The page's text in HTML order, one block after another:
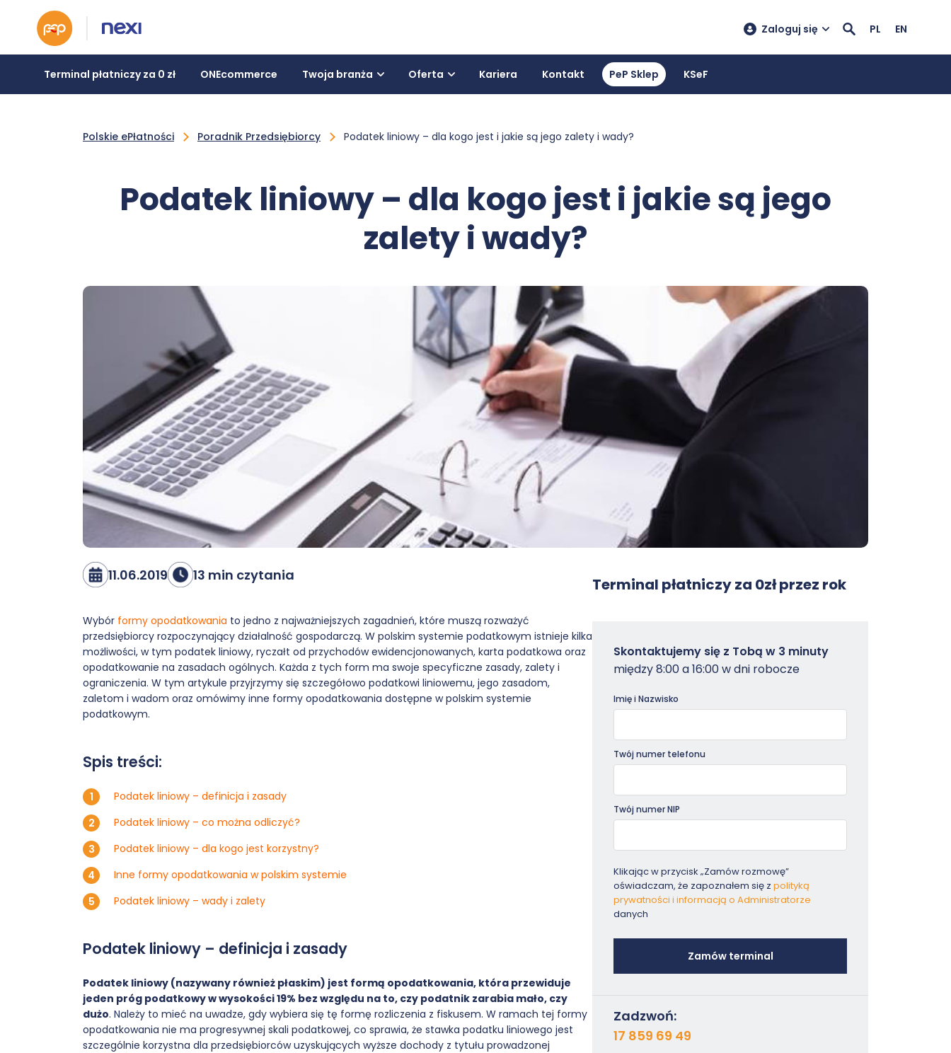
Zaloguj się PL EN
Terminal płatniczy za 0 zł ONEcommerce Twoja branża Oferta Kariera Kontakt PeP Sklep KSeF
Polskie ePłatności Poradnik Przedsiębiorcy Podatek liniowy – dla kogo jest i jakie są jego zalety i wady?
Podatek liniowy – dla kogo jest i jakie są jego
zalety i wady?
11.06.2019 13 min czytania
Wybór formy opodatkowania to jedno z najważniejszych zagadnień, które muszą rozważyć
przedsiębiorcy rozpoczynający działalność gospodarczą. W polskim systemie podatkowym istnieje kilka
możliwości, w tym podatek liniowy, ryczałt od przychodów ewidencjonowanych, karta podatkowa oraz
opodatkowanie na zasadach ogólnych. Każda z tych form ma swoje specyficzne zasady, zalety i
ograniczenia. W tym artykule przyjrzymy się szczegółowo podatkowi liniowemu, jego zasadom,
zaletom i wadom oraz omówimy inne formy opodatkowania dostępne w polskim systemie
podatkowym.
Spis treści:
Podatek liniowy – definicja i zasady
Podatek liniowy – co można odliczyć?
Podatek liniowy – dla kogo jest korzystny?
Inne formy opodatkowania w polskim systemie
Podatek liniowy – wady i zalety
Podatek liniowy – definicja i zasady
Podatek liniowy (nazywany również płaskim) jest formą opodatkowania, która przewiduje
jeden próg podatkowy w wysokości 19% bez względu na to, czy podatnik zarabia mało, czy
dużo. Należy to mieć na uwadze, gdy wybiera się tę formę rozliczenia z fiskusem. W ramach tej formy
opodatkowania nie ma progresywnej skali podatkowej, co sprawia, że stawka podatku liniowego jest
szczególnie korzystna dla przedsiębiorców uzyskujących wyższe dochody z tytułu prowadzonej
Terminal płatniczy za 0zł przez rok
Zamowterminal
-
Skontaktujemy się z Tobą w 3 minuty
między 8:00 a 16:00 w dni robocze
Imię i Nazwisko
Twój numer telefonu
Twój numer NIP
Klikając w przycisk „Zamów rozmowę”
oświadczam, że zapoznałem się z polityką
prywatności i informacją o Administratorze
danych
Zamów terminal
Zadzwoń:
17 859 69 49